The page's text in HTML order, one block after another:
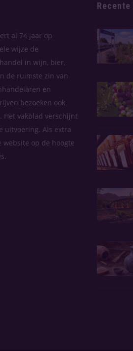
al 74 jaar op
wijze de
in wijn, bier,
de ruimste zin van
en
bezoeken ook
Het vakblad verschijnt
uitvoering. Als extra
website op de hoogte